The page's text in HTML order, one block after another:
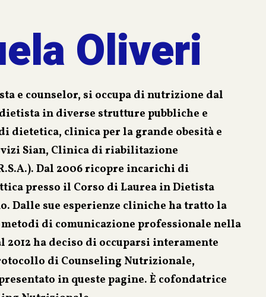
Oliveri
e counselor, si occupa di nutrizione dal
in diverse strutture pubbliche e
dietetica, clinica per la grande obesità e
Sian, Clinica di riabilitazione
Dal 2006 ricopre incarichi di
presso il Corso di Laurea in Dietista
Dalle sue esperienze cliniche ha tratto la
di comunicazione professionale nella
ha deciso di occuparsi interamente
di Counseling Nutrizionale,
in queste pagine. È cofondatrice